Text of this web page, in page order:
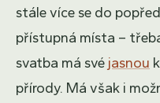
stále více se do
přístupná místa –
svatba má své jasnou
přírody. Má však i